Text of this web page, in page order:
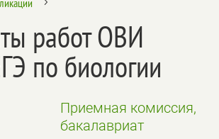
работ ОВИ
по биологии
Приемная комиссия,
бакалавриат